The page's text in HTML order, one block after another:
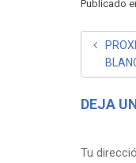
Publicado
DE
DEJA
Tu